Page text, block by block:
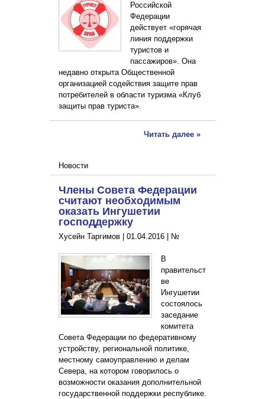
Российской
Федерации
действует «горячая
линия поддержки
туристов и
пассажиров». Она
недавно открыта Общественной
организацией содействия защите прав
потребителей в области туризма «Клуб
защиты прав туриста».
Читать далее »
Новости
Члены Совета Федерации
считают необходимым
оказать Ингушетии
господдержку
Хусейн Таргимов | 01.04.2016 №
В
правительст
ве
Ингушетии
состоялось
заседание
комитета
Совета Федерации по федеративному
устройству, региональной политике,
местному самоуправлению и делам
Севера, на котором говорилось о
возможности оказания дополнительной
государственной поддержки республике.